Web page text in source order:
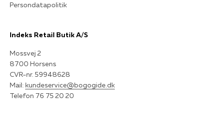
Persondatapolitik
Indeks Retail Butik A/S
Mossvej 2
8700 Horsens
CVR-nr. 59948628
Mail: kundeservice@bogogide.dk
Telefon 76 75 20 20